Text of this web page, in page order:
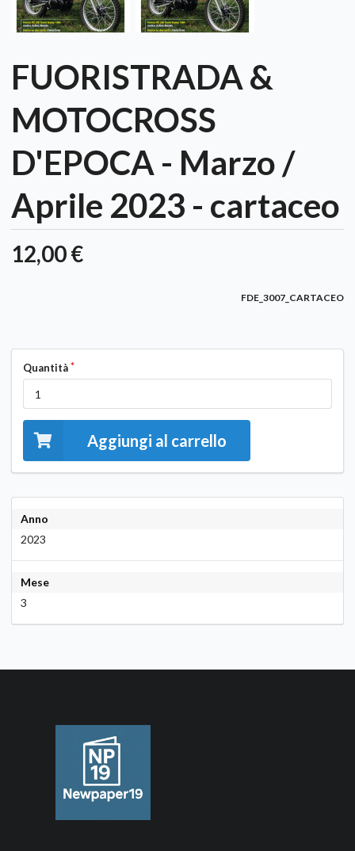
FUORISTRADA &
MOTOCROSS
D'EPOCA - Marzo /
Aprile 2023 - cartaceo
12,00 €
FDE_3007_CARTACEO
Quantità
Aggiungi al carrello
Anno
2023
Mese
3